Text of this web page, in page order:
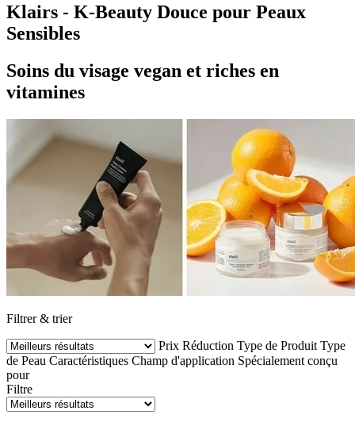
Klairs - K-Beauty Douce pour Peaux
Sensibles
Soins du visage vegan et riches en
vitamines
Filtrer & trier
Prix Réduction Type de Produit Type
de Peau Caractéristiques Champ d'application Spécialement conçu
pour
Filtre